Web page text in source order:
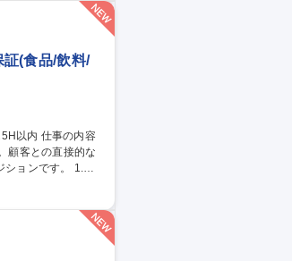
証(食品/飲料/
顧客との直接的な
ンです。 1.工
の監査や改善指導
ンドの根幹である